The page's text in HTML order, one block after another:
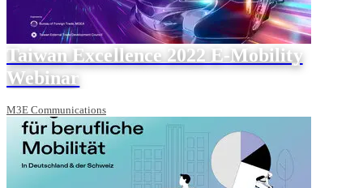
Taiwan Excellence 2022 E-Mobility
Webinar
M3E Communications